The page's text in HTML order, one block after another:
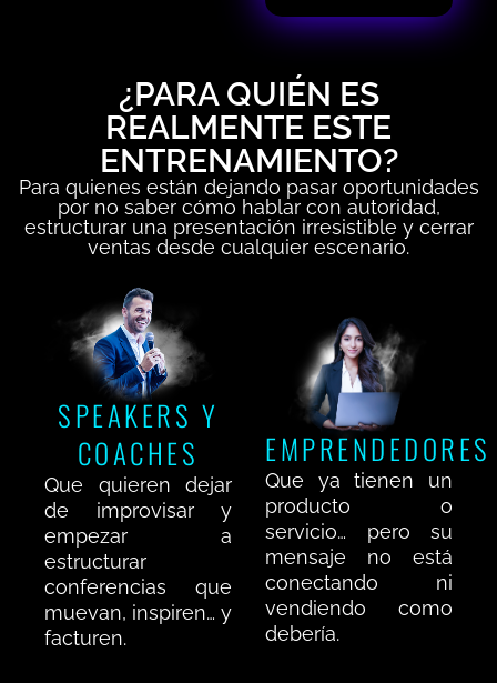
¿PARA QUIÉN ES
REALMENTE ESTE
ENTRENAMIENTO?
Para quienes están dejando pasar oportunidades
por no saber cómo hablar con autoridad,
estructurar una presentación irresistible y cerrar
ventas desde cualquier escenario.
SPEAKERS Y
COACHES
Que quieren dejar
de improvisar y
empezar a
estructurar
conferencias que
muevan, inspiren… y
facturen.
EMPRENDEDORES
Que ya tienen un
producto o
servicio… pero su
mensaje no está
conectando ni
vendiendo como
debería.